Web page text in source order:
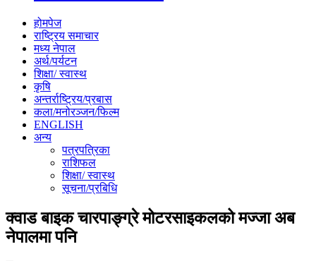
होमपेज
राष्ट्रिय समाचार
मध्य नेपाल
अर्थ/पर्यटन
शिक्षा/ स्वास्थ
कृषि
अन्तर्राष्ट्रिय/प्रबास
कला/मनोरञ्जन/फिल्म
ENGLISH
अन्य
पत्रपत्रिका
राशिफल
शिक्षा/ स्वास्थ
सूचना/प्रबिधि
क्वाड बाइक चारपाङ्ग्रे मोटरसाइकलको मज्जा अब
नेपालमा पनि